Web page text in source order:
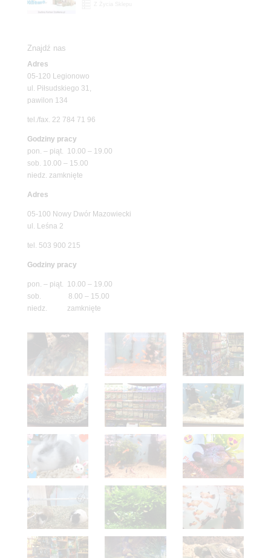
Znajdź nas
Adres
05-120 Legionowo
ul. Piłsudskiego 31,
pawilon 134
tel./fax. 22 784 71 96
Godziny pracy
pon. – piąt. 10.00 – 19.00
sob. 10.00 – 15.00
niedz. zamknięte
Adres
05-100 Nowy Dwór Mazowiecki
ul. Leśna 2
tel. 503 900 215
Godziny pracy
pon. – piąt. 10.00 – 19.00
sob. 8.00 – 15.00
niedz. zamknięte